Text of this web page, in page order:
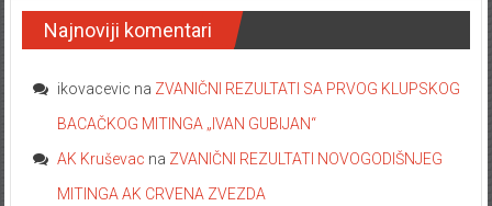
Najnoviji komentari
ikovacevic na ZVANIČNI REZULTATI SA PRVOG KLUPSKOG
BACAČKOG MITINGA „IVAN GUBIJAN“
AK Kruševac na ZVANIČNI REZULTATI NOVOGODIŠNJEG
MITINGA AK CRVENA ZVEZDA